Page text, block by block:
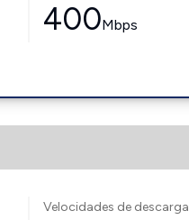
400Mbps
Velocidades de descarga